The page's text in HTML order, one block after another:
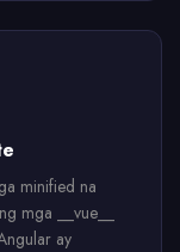
minified na
mga __vue__
ay